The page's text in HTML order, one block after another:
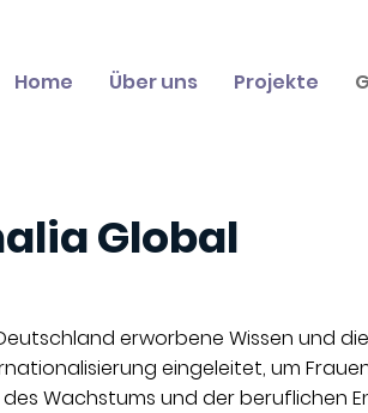
Home Über uns Projekte
Global
erworbene Wissen und
eingeleitet, um
Wachstums und der beruflichen